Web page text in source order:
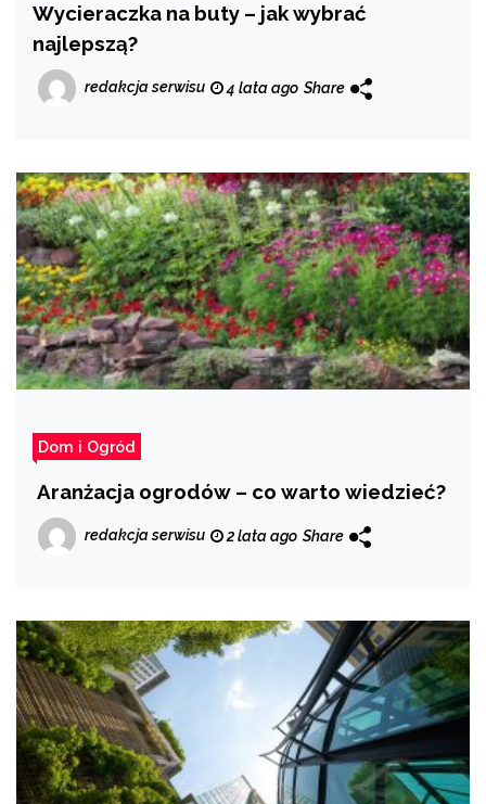
Wycieraczka na buty – jak wybrać
najlepszą?
redakcja serwisu 4 lata ago Share
Dom i Ogród
Aranżacja ogrodów – co warto wiedzieć?
redakcja serwisu 2 lata ago Share